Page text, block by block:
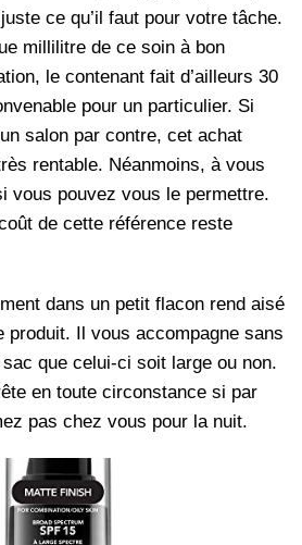
ce qu’il faut pour votre tâche.
millilitre de ce soin à bon
le contenant fait d’ailleurs 30
pour un particulier. Si
salon par contre, cet achat
rentable. Néanmoins, à vous
vous pouvez vous le permettre.
de cette référence reste
dans un petit flacon rend aisé
produit. Il vous accompagne sans
que celui-ci soit large ou non.
en toute circonstance si par
pas chez vous pour la nuit.